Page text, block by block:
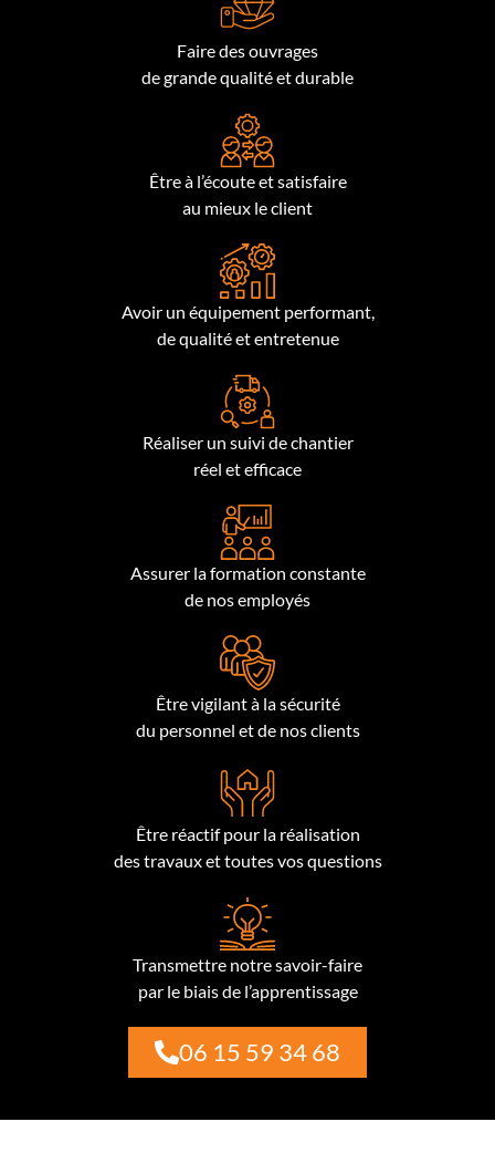
Faire des ouvrages
de grande qualité et durable
Être à l’écoute et satisfaire
au mieux le client
Avoir un équipement performant,
de qualité et entretenue
Réaliser un suivi de chantier
réel et efficace
Assurer la formation constante
de nos employés
Être vigilant à la sécurité
du personnel et de nos clients
Être réactif pour la réalisation
des travaux et toutes vos questions
Transmettre notre savoir-faire
par le biais de l’apprentissage
06 15 59 34 68